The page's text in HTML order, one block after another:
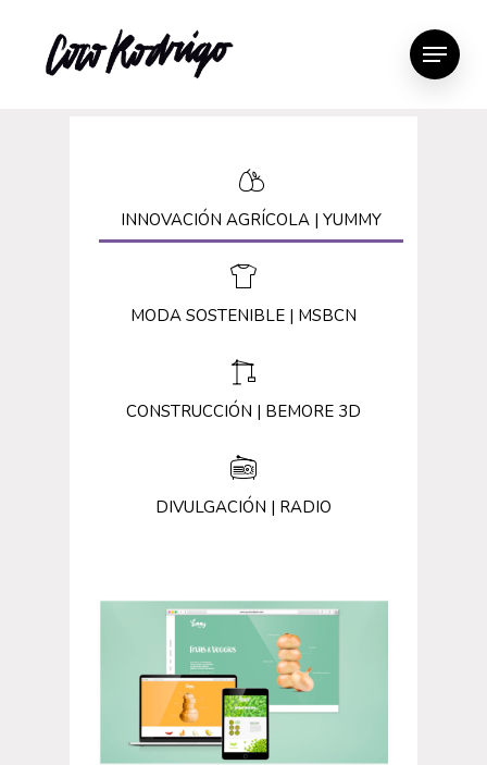
INNOVACIÓN AGRÍCOLA | YUMMY
MODA SOSTENIBLE | MSBCN
CONSTRUCCIÓN | BEMORE 3D
DIVULGACIÓN | RADIO